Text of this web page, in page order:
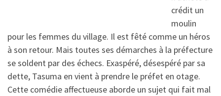
crédit un
moulin
pour les femmes du village. Il est fêté comme un héros
à son retour. Mais toutes ses démarches à la préfecture
se soldent par des échecs. Exaspéré, désespéré par sa
dette, Tasuma en vient à prendre le préfet en otage.
Cette comédie affectueuse aborde un sujet qui fait mal